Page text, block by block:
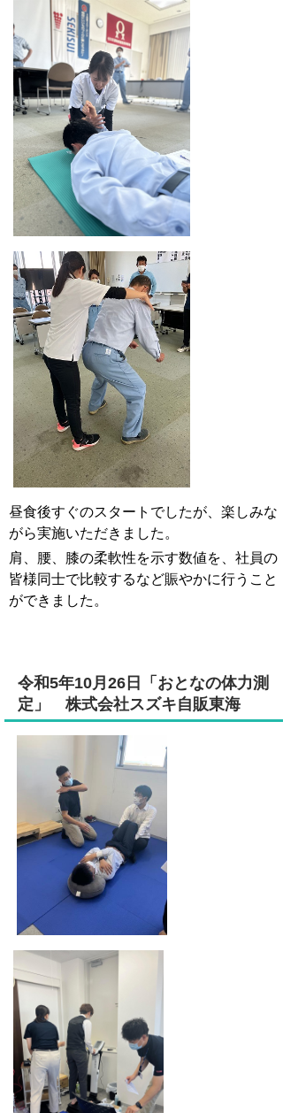
昼食後すぐのスタートでしたが、楽しみな
がら実施いただきました。
肩、腰、膝の柔軟性を示す数値を、社員の
皆様同士で比較するなど賑やかに行うこと
ができました。
令和5年10月26日「おとなの体力測
定」 株式会社スズキ自販東海